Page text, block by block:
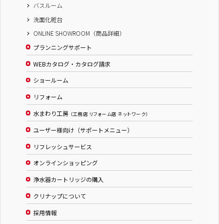
バスルーム
洗面化粧台
ONLINE SHOWROOM（商品詳細）
プランニングサポート
WEBカタログ・カタログ請求
ショールーム
リフォーム
水まわり工房 （工務店 リフォーム店 ネットワーク）
ユーザー様向け（サポートメニュー）
リフレッシュサービス
オンラインショッピング
浄水器カートリッジの購入
クリナップについて
採用情報